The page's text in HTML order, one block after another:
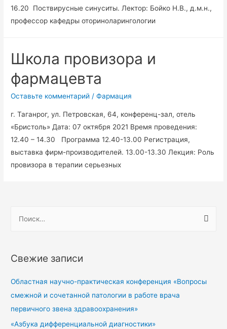
16.20 Поствирусные синуситы. Лектор: Бойко Н.В., д.м.н.,
профессор кафедры оториноларингологии
Школа провизора и
фармацевта
Оставьте комментарий /Фармация
г. Таганрог, ул. Петровская, 64, конференц-зал, отель
«Бристоль» Дата: 07 октября 2021 Время проведения:
12.40 – 14.30 Программа 12.40-13.00 Регистрация,
выставка фирм-производителей. 13.00-13.30 Лекция: Роль
провизора в терапии серьезных
Свежие записи
Областная научно-практическая конференция «Вопросы
смежной и сочетанной патологии в работе врача
первичного звена здравоохранения»
«Азбука дифференциальной диагностики»